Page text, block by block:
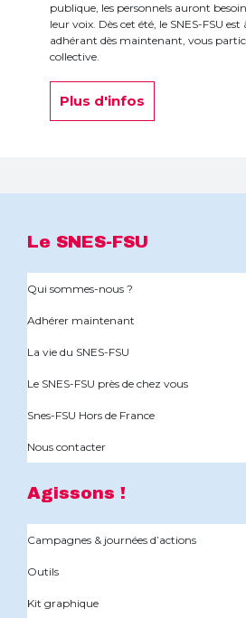
publique, les personnels auront
leur voix. Dès cet été, le SNES-FSU
adhérant dès maintenant, vous
collective.
Plus d'infos
Le SNES-FSU
Qui sommes-nous ?
Adhérer maintenant
La vie du SNES-FSU
Le SNES-FSU près de chez vous
Snes-FSU Hors de France
Nous contacter
Agissons !
Campagnes & journées d’actions
Outils
Kit graphique